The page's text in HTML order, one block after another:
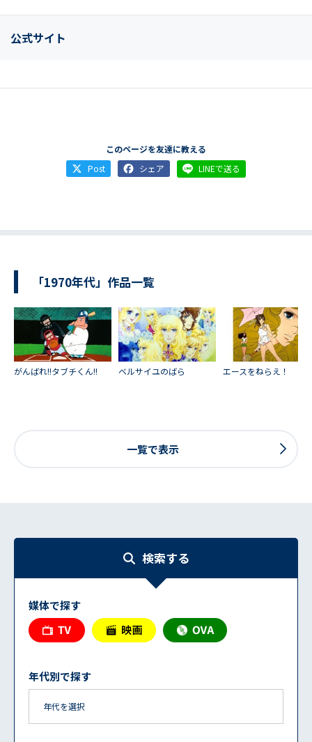
公式サイト
このページを友達に教える
Post
シェア LINEで送る
「1970年代」作品一覧
がんばれ!!タブチくん!! ベルサイユのばら エースをねらえ！
一覧で表示
検索する
媒体で探す
年代別で探す